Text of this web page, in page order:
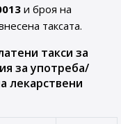
и броя на
таксата.
такси за
за употреба/
лекарствени